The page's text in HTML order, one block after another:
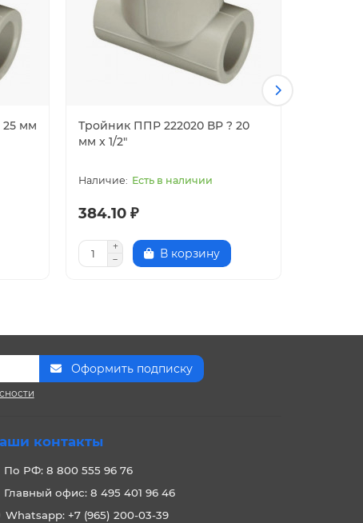
25 мм
Тройник ППР 222020 ВР ? 20
мм x 1/2"
Есть в наличии
384.10 ₽
В корзину
Оформить подписку
контакты
По РФ: 8 800 555 96 76
Главный офис: 8 495 401 96 46
Whatsapp: +7 (965) 200-03-39